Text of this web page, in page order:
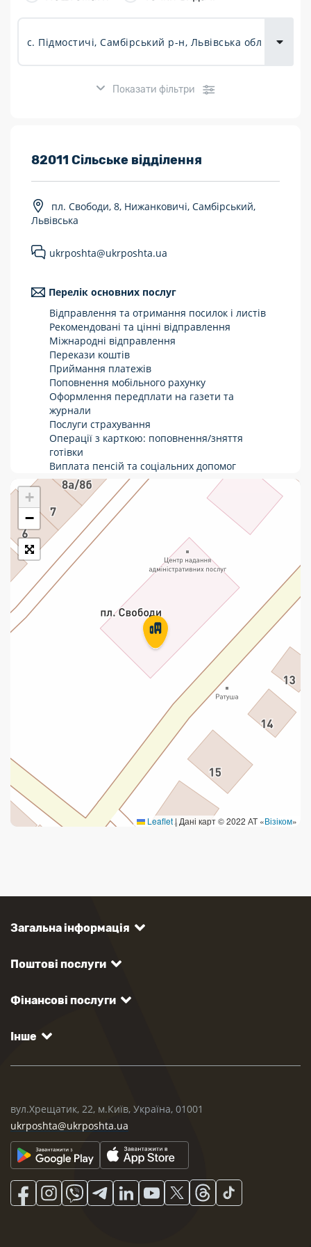
Показати фільтри
Розклад роботи:
Працюють після 19:00
Укрпошта Експрес/тариф «Пріоритетний»
Укрпошта Стандарт/тариф «Базовий»
Доставка за межі України
Прийом вантажів
Фінансові послуги:
Термінові перекази
Перекази
Комунальні та інші платежі
82011 Сільське відділення
пл. Свободи, 8, Нижанковичі, Самбірський,
Львівська
ukrposhta@ukrposhta.ua
Перелік основних послуг
Відправлення та отримання посилок і листів
Рекомендовані та цінні відправлення
Міжнародні відправлення
Перекази коштів
Приймання платежів
Поповнення мобільного рахунку
Оформлення передплати на газети та
журнали
Послуги страхування
Операції з карткою: поповнення/зняття
готівки
Виплата пенсій та соціальних допомог
Продаж товарів
Продаж марок та паковання
+
−
Leaflet| Дані карт © 2022 АТ «Візіком»
Загальна інформація
Поштові послуги
Фінансові послуги
Інше
вул.Хрещатик, 22, м.Київ, Україна, 01001
ukrposhta@ukrposhta.ua